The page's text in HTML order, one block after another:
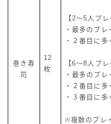
巻き寿
司
12
枚
【2～5人プレ
・最多のプ
・２番目に
【6～8人プレ
・最多のプ
・２番目に
・３番目に
※複数のプレ